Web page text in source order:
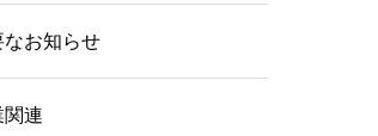
なお知らせ
関連